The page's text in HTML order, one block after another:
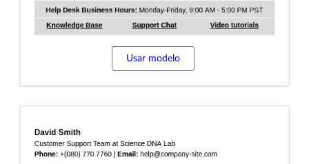
Usar modelo